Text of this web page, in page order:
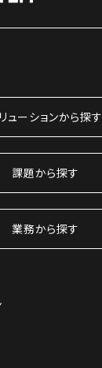
ューションから探す
課題から探す
業務から探す